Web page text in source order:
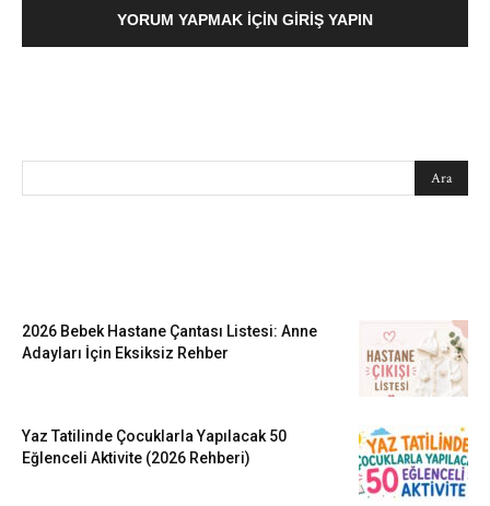
YORUM YAPMAK İÇIN GIRIŞ YAPIN
2026 Bebek Hastane Çantası Listesi: Anne
Adayları İçin Eksiksiz Rehber
Yaz Tatilinde Çocuklarla Yapılacak 50
Eğlenceli Aktivite (2026 Rehberi)